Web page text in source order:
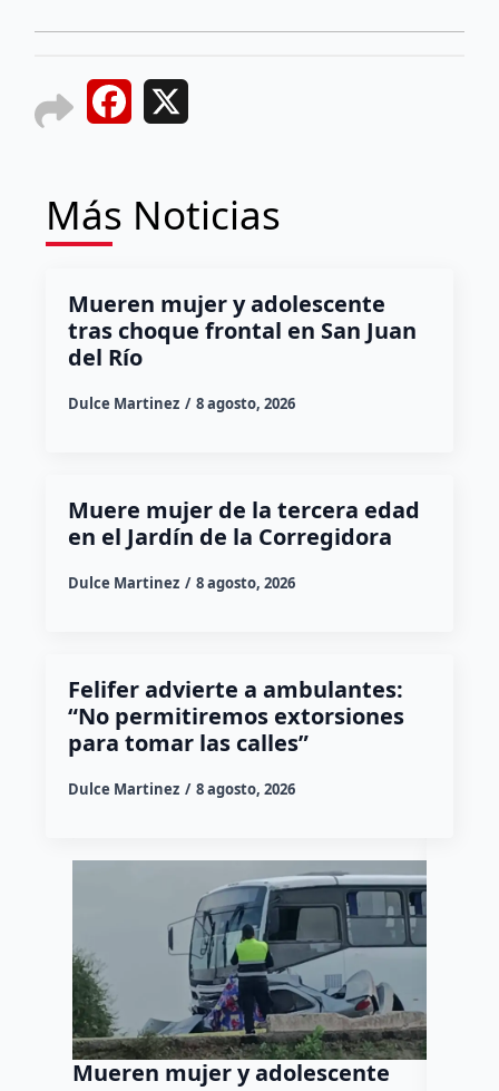
Facebook
Más Noticias
Mueren mujer y adolescente
tras choque frontal en San Juan
del Río
Dulce Martinez 8 agosto, 2026
Muere mujer de la tercera edad
en el Jardín de la Corregidora
Dulce Martinez 8 agosto, 2026
Felifer advierte a ambulantes:
“No permitiremos extorsiones
para tomar las calles”
Dulce Martinez 8 agosto, 2026
Mueren mujer y adolescente